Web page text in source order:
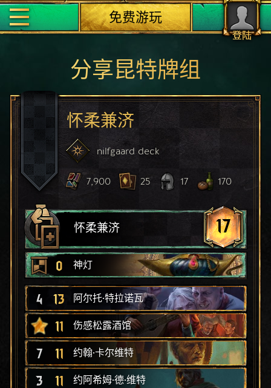
登陆
免费游玩
分享昆特牌组
怀柔兼济
nilfgaard deck
7,900 25 17 170
怀柔兼济 17
0 神灯
4 13 阿尔托·特拉诺瓦
11 伤感松露酒馆
7 11 约翰·卡尔维特
3 11 约阿希姆·德·维特